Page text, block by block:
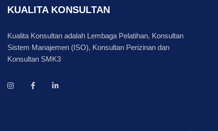
KUALITA KONSULTAN
Kualita Konsultan adalah Lembaga Pelatihan, Konsultan
Sistem Manajemen (ISO), Konsultan Perizinan dan
Konsultan SMK3